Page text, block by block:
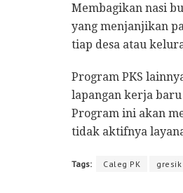
Membagikan nasi
yang menjanjikan
tiap desa atau
Program PKS
lapangan kerja
Program ini akan
tidak aktifnya
Tags: Caleg PK gresik